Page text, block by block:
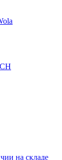
на складе